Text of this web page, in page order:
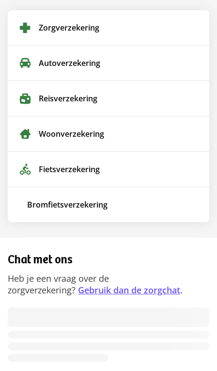
Zorgverzekering
Autoverzekering
Reisverzekering
Woonverzekering
Fietsverzekering
Bromfietsverzekering
Chat met ons
Heb je een vraag over de
zorgverzekering? Gebruik dan de zorgchat.